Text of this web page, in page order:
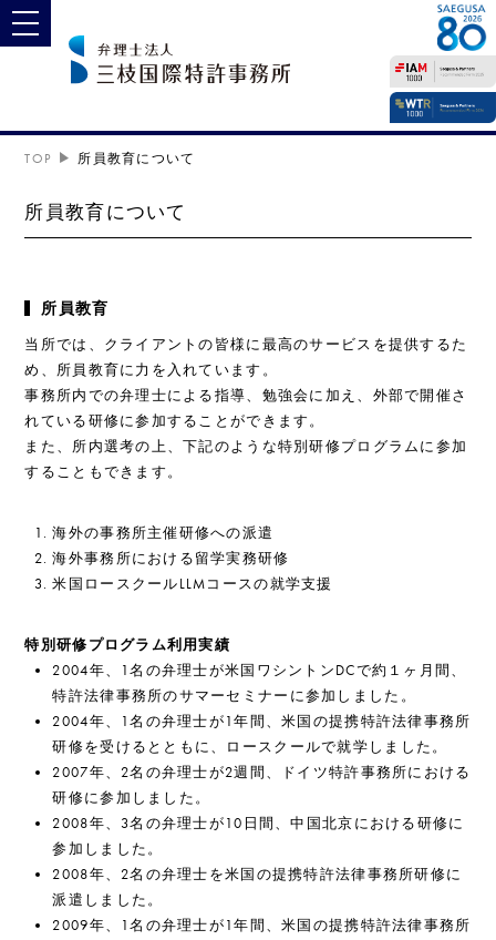
toggle navigation
TOP 所員教育について
所員教育について
所員教育
当所では、クライアントの皆様に最高のサービスを提供するた
め、所員教育に力を入れています。
事務所内での弁理士による指導、勉強会に加え、外部で開催さ
れている研修に参加することができます。
また、所内選考の上、下記のような特別研修プログラムに参加
することもできます。
海外の事務所主催研修への派遣
海外事務所における留学実務研修
米国ロースクールLLMコースの就学支援
特別研修プログラム利用実績
2004年、1名の弁理士が米国ワシントンDCで約１ヶ月間、
特許法律事務所のサマーセミナーに参加しました。
2004年、1名の弁理士が1年間、米国の提携特許法律事務所
研修を受けるとともに、ロースクールで就学しました。
2007年、2名の弁理士が2週間、ドイツ特許事務所における
研修に参加しました。
2008年、3名の弁理士が10日間、中国北京における研修に
参加しました。
2008年、2名の弁理士を米国の提携特許法律事務所研修に
派遣しました。
2009年、1名の弁理士が1年間、米国の提携特許法律事務所